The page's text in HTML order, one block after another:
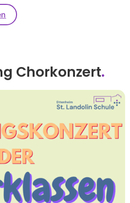
Chorkonzert.